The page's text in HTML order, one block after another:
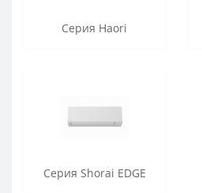
Серия Haori
Серия Shorai EDGE